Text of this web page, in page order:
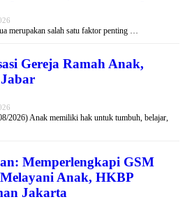
merupakan salah satu faktor penting …
Gereja Ramah Anak,
2026) Anak memiliki hak untuk tumbuh, belajar,
Memperlengkapi GSM
Anak, HKBP
Jakarta